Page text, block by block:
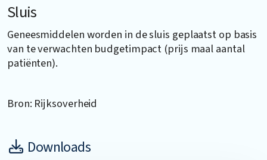
Sluis
Geneesmiddelen worden in de sluis geplaatst op basis
van te verwachten budgetimpact (prijs maal aantal
patiënten).
Bron: Rijksoverheid
Downloads